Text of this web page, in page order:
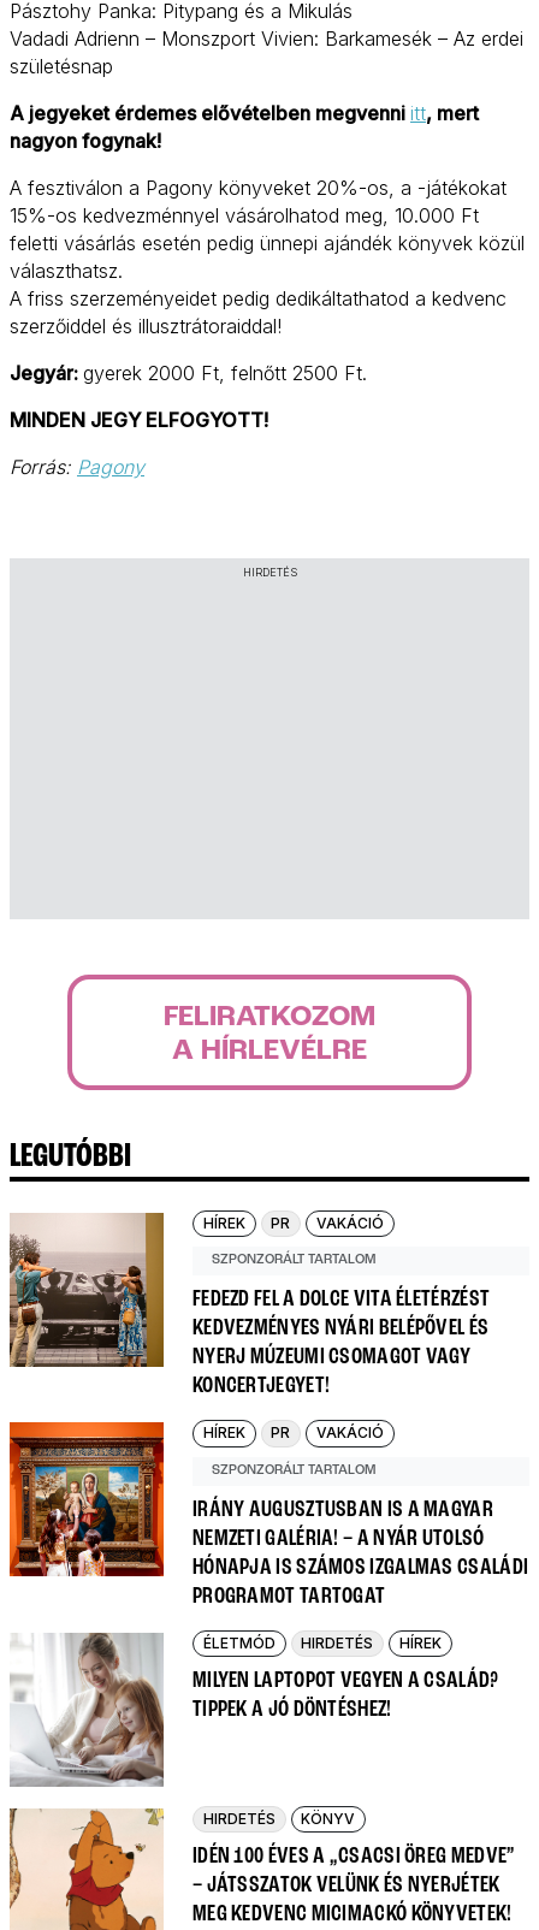
Pásztohy Panka: Pitypang és a Mikulás
Vadadi Adrienn – Monszport Vivien: Barkamesék – Az erdei
születésnap
A jegyeket érdemes elővételben megvenni itt, mert
nagyon fogynak!
A fesztiválon a Pagony könyveket 20%-os, a -játékokat
15%-os kedvezménnyel vásárolhatod meg, 10.000 Ft
feletti vásárlás esetén pedig ünnepi ajándék könyvek közül
választhatsz.
A friss szerzeményeidet pedig dedikáltathatod a kedvenc
szerzőiddel és illusztrátoraiddal!
Jegyár: gyerek 2000 Ft, felnőtt 2500 Ft.
MINDEN JEGY ELFOGYOTT!
Forrás: Pagony
HIRDETÉS
FELIRATKOZOM
A HÍRLEVÉLRE
LEGUTÓBBI
HÍREK PR VAKÁCIÓ
SZPONZORÁLT TARTALOM
FEDEZD FEL A DOLCE VITA ÉLETÉRZÉST
KEDVEZMÉNYES NYÁRI BELÉPŐVEL ÉS
NYERJ MÚZEUMI CSOMAGOT VAGY
KONCERTJEGYET!
HÍREK PR VAKÁCIÓ
SZPONZORÁLT TARTALOM
IRÁNY AUGUSZTUSBAN IS A MAGYAR
NEMZETI GALÉRIA! – A NYÁR UTOLSÓ
HÓNAPJA IS SZÁMOS IZGALMAS CSALÁDI
PROGRAMOT TARTOGAT
ÉLETMÓD HIRDETÉS HÍREK
MILYEN LAPTOPOT VEGYEN A CSALÁD?
TIPPEK A JÓ DÖNTÉSHEZ!
HIRDETÉS KÖNYV
IDÉN 100 ÉVES A „CSACSI ÖREG MEDVE”
– JÁTSSZATOK VELÜNK ÉS NYERJÉTEK
MEG KEDVENC MICIMACKÓ KÖNYVETEK!